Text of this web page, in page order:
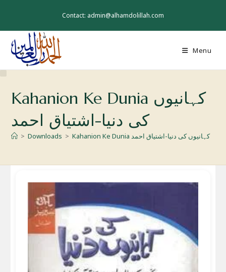
Contact: admin@alhamdolillah.com
Menu
Kahanion Ke Dunia کہانیوں
کی دنیا-اشتیاق احمد
> Downloads > Kahanion Ke Dunia کہانیوں کی دنیا-اشتیاق احمد